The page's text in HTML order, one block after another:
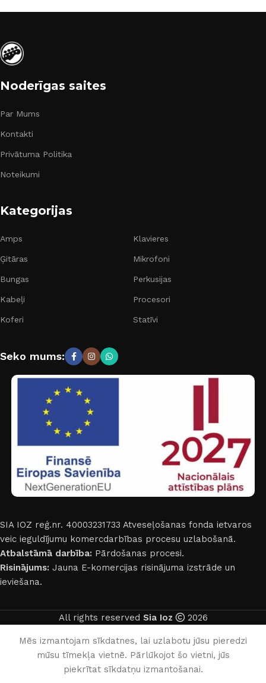
Noderīgas saites
Par Mums
Kontakti
Privātuma Politika
Noteikumi
Kategorijas
Amps
Ģitāras
Bungas
Kabeļi
Koferi
Klavieres
Mikrofoni
Perkusijas
Procesori
Statīvi
Seko mums:
SIA IOZ reģ.nr. 40003231733 Atveseļošanas fonda ietvaros
veic ieguldījumu komercdarbības procesu uzlabošanā.
Atbalstāmā darbība: Pārdošanas procesi.
Risinājums: Jauna E-komercijas risinājuma izstrāde un
ieviešana.
All rights reserved Sia Ioz 2026
Mēs izmantojam sīkdatnes, lai uzlabotu jūsu pieredzi
mūsu tīmekļa vietnē. Pārlūkojot šo vietni, jūs
piekrītat sīkdatņu izmantošanai.
Latviešu